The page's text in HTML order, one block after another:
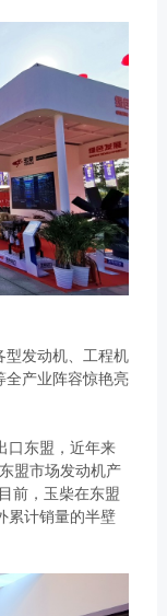
型发动机、工程机
全产业阵容惊艳亮
口东盟，近年来
盟市场发动机产
前，玉柴在东盟
累计销量的半壁